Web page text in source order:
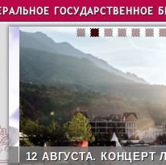
ГОСУДАРСТВЕННОЕ
12 АВГУСТА. КОНЦЕРТ